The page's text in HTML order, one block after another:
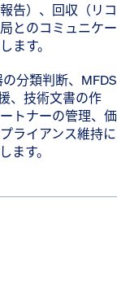
告）、回収（リコ
とのコミュニケー
ます。
分類判断、MFDS
、技術文書の作
トナーの管理、価
ライアンス維持に
ます。